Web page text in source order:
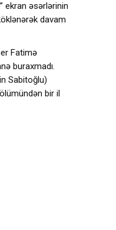
ekran əsərlərinin
davam
Fatimə
buraxmadı.
Sabitoğlu)
bir il